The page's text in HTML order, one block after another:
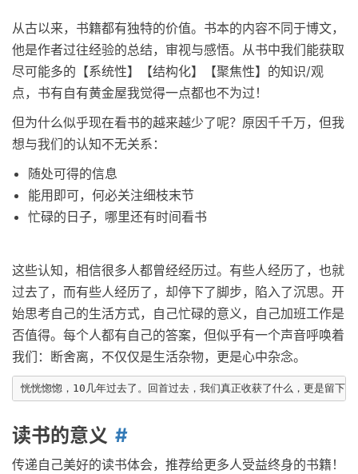
从古以来，书籍都有独特的价值。书本的内容不同于博文，
他是作者过往经验的总结，审视与感悟。从书中我们能获取
尽可能多的【系统性】【结构化】【聚焦性】的知识/观
点，书有自有黄金屋我觉得一点都也不为过！
但为什么似乎现在看书的越来越少了呢？原因千千万，但我
想与我们的认知不无关系：
随处可得的信息
能用即可，何必关注细枝末节
忙碌的日子，哪里还有时间看书
这些认知，相信很多人都曾经经历过。有些人经历了，也就
过去了，而有些人经历了，却停下了脚步，陷入了沉思。开
始思考自己的生活方式，自己忙碌的意义，自己加班工作是
否值得。每个人都有自己的答案，但似乎有一个声音呼唤着
我们：断舍离，不仅仅是生活杂物，更是心中杂念。
读书的意义
传递自己美好的读书体会，推荐给更多人受益终身的书籍！